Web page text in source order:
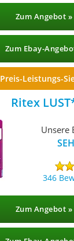
Zum Angebot »
Zum Ebay-
Preis-Leistungs-
Ritex LUST
Unsere
346
Zum Angebot »